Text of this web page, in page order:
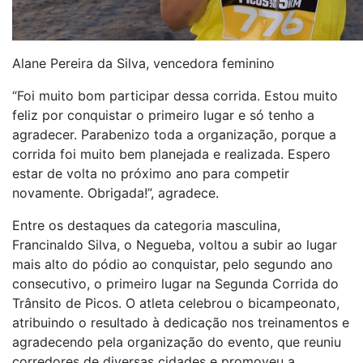
Alane Pereira da Silva, vencedora feminino
“Foi muito bom participar dessa corrida. Estou muito
feliz por conquistar o primeiro lugar e só tenho a
agradecer. Parabenizo toda a organização, porque a
corrida foi muito bem planejada e realizada. Espero
estar de volta no próximo ano para competir
novamente. Obrigada!”, agradece.
Entre os destaques da categoria masculina,
Francinaldo Silva, o Negueba, voltou a subir ao lugar
mais alto do pódio ao conquistar, pelo segundo ano
consecutivo, o primeiro lugar na Segunda Corrida do
Trânsito de Picos. O atleta celebrou o bicampeonato,
atribuindo o resultado à dedicação nos treinamentos e
agradecendo pela organização do evento, que reuniu